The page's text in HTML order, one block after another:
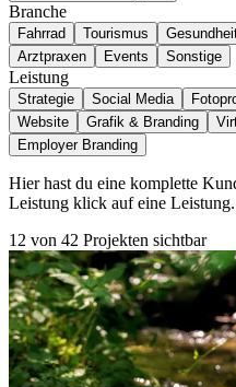
Branche
Fahrrad Tourismus
Arztpraxen
Events Sonstige
Leistung
Strategie Social Media
Website
Grafik & Branding
Employer Branding
Hier hast du eine komplette
Leistung klick auf eine Leistung.
12 von 42 Projekten sichtbar